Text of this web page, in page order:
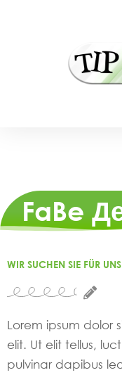
FaBe
WIR SUCHEN SIE FÜR
Lorem ipsum dolor
elit. Ut elit tellus,
pulvinar dapibus